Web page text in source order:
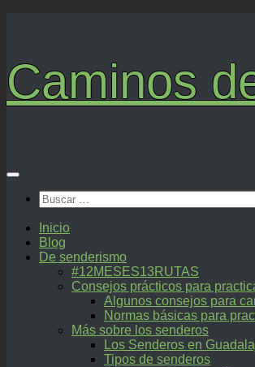
Caminos
Buscar:
Inicio
Blog
De senderismo
#12MESES13RUTAS
Consejos prácticos para
Algunos consejos para
Normas básicas para
Más sobre los senderos
Los Senderos en
Tipos de senderos